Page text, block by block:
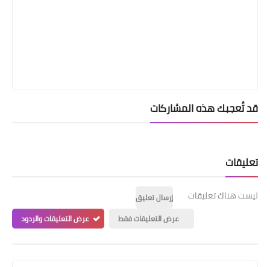
قد تُعجبك هذه المشاركات
تعليقات
ليست هناك تعليقات
إرسال تعليق
عرض التعليقات فقط
عرض التعليقات والردود